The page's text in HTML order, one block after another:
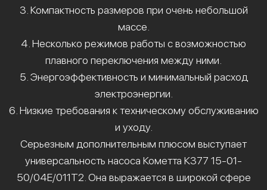
3. Компактность размеров при очень небольшой
массе.
4. Несколько режимов работы с возможностью
плавного переключения между ними.
5. Энергоэффективность и минимальный расход
электроэнергии.
6. Низкие требования к техническому обслуживанию
и уходу.
Серьезным дополнительным плюсом выступает
универсальность насоса Кометта К377 15-01-
50/04Е/011Т2. Она выражается в широкой сфере